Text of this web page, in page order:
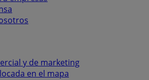
y de marketing
en el mapa